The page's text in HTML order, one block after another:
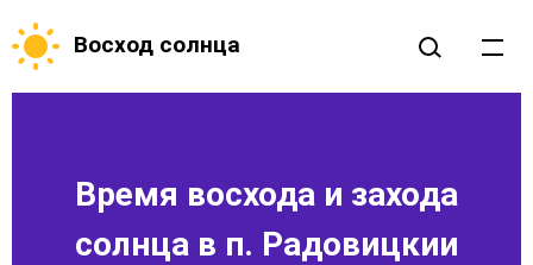
Восход солнца
Время восхода и захода
солнца в п. Радовицкии